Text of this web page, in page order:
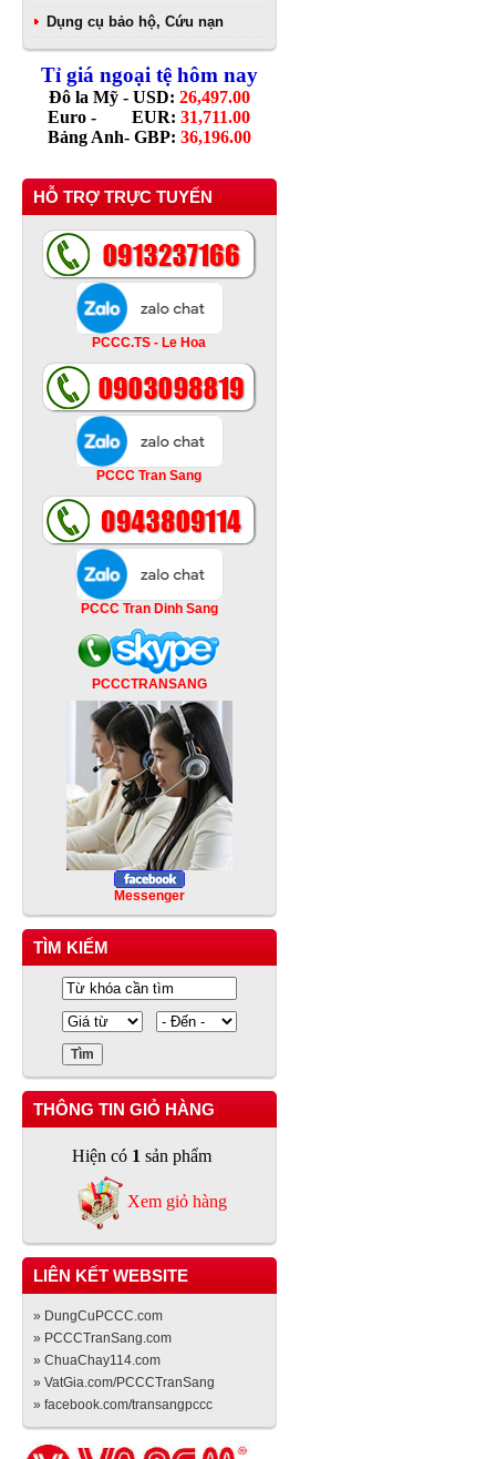
Dụng cụ bảo hộ, Cứu nạn
Tỉ giá ngoại tệ hôm nay
Đô la Mỹ - USD: 26,497.00
Euro - EUR: 31,711.00
Bảng Anh- GBP: 36,196.00
HỖ TRỢ TRỰC TUYẾN
PCCC.TS - Le Hoa
PCCC Tran Sang
PCCC Tran Dinh Sang
PCCCTRANSANG
Messenger
TÌM KIẾM
THÔNG TIN GIỎ HÀNG
Hiện có 1 sản phẩm
Xem giỏ hàng
LIÊN KẾT WEBSITE
» DungCuPCCC.com
» PCCCTranSang.com
» ChuaChay114.com
» VatGia.com/PCCCTranSang
» facebook.com/transangpccc